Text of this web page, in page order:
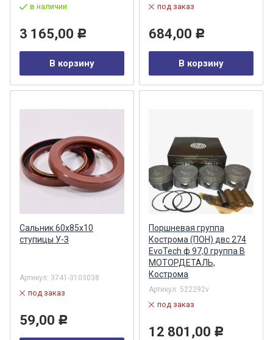
в наличии
3 165,00 Р
В корзину
под заказ
684,00 Р
В корзину
Сальник 60х85х10
ступицы У-З
Артикул: 3741-3103038
под заказ
59,00 Р
Поршневая группа
Кострома (ПОН) двс 274
EvoTech ф 97,0 группа B
МОТОРДЕТАЛЬ,
Кострома
Артикул: 522292v
под заказ
12 801,00 Р